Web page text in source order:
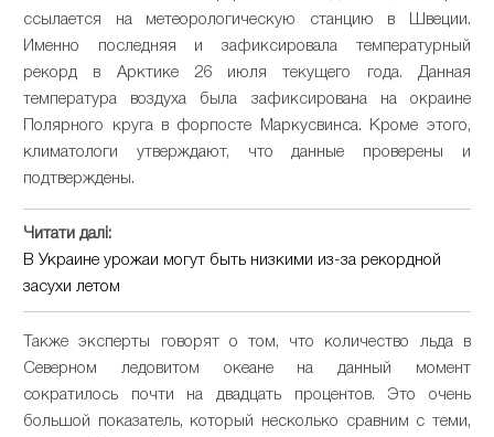
ссылается на метеорологическую станцию в Швеции.
Именно последняя и зафиксировала температурный
рекорд в Арктике 26 июля текущего года. Данная
температура воздуха была зафиксирована на окраине
Полярного круга в форпосте Маркусвинса. Кроме этого,
климатологи утверждают, что данные проверены и
подтверждены.
Читати далі:
В Украине урожаи могут быть низкими из-за рекордной
засухи летом
Также эксперты говорят о том, что количество льда в
Северном ледовитом океане на данный момент
сократилось почти на двадцать процентов. Это очень
большой показатель, который несколько сравним с теми,